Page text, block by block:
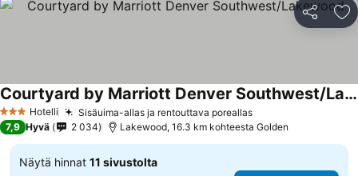
Jaa
3 Tähtiluokitus
Hotelli Sisäuima-allas ja rentouttava poreallasKatso hinnat
Courtyard by Marriott Denver Southwest/Lakewood
Katso hinnat
7,9 Hyvä 2 034 Lakewood, 16.3 km kohteesta Golden
Näytä hinnat 11 sivustolta